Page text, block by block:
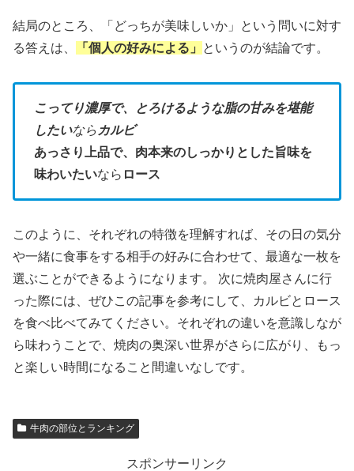
結局のところ、「どっちが美味しいか」という問いに対す
る答えは、
「個人の好みによる」 というのが結論です。
こってり濃厚で、とろけるような脂の甘みを堪能
したいなら カルビ
あっさり上品で、肉本来のしっかりとした旨味を
味わいたいなら ロース
このように、それぞれの特徴を理解すれば、その日の気分
や一緒に食事をする相手の好みに合わせて、最適な一枚を
選ぶことができるようになります。 次に焼肉屋さんに行
った際には、ぜひこの記事を参考にして、カルビとロース
を食べ比べてみてください。それぞれの違いを意識しなが
ら味わうことで、焼肉の奥深い世界がさらに広がり、もっ
と楽しい時間になること間違いなしです。
牛肉の部位とランキング
スポンサーリンク